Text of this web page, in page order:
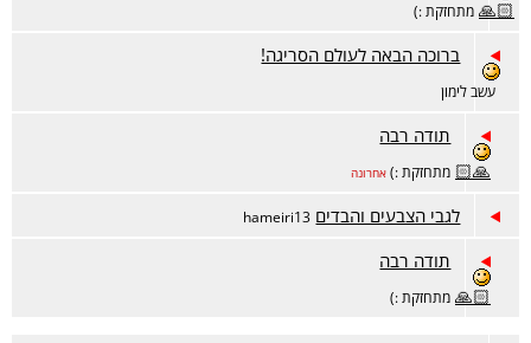
🙏🏻 מתחזקת :)
ברוכה הבאה לעולם הסריגה!
עשב לימון
תודה רבה
🙏🏻 מתחזקת :) אחרונה
לגבי הצבעים והבדים hameiri13
תודה רבה
🙏🏻 מתחזקת :)